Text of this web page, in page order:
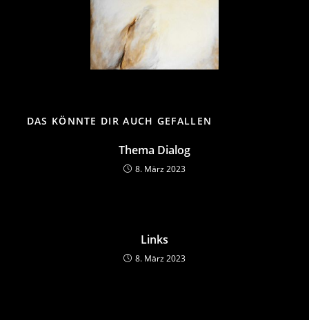
DAS KÖNNTE DIR AUCH GEFALLEN
Thema Dialog
8. März 2023
Links
8. März 2023